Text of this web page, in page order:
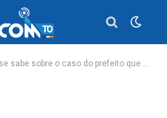
o caso do prefeito que nomeou a sobrinha para o cargo de secretária em Cachoeirinha